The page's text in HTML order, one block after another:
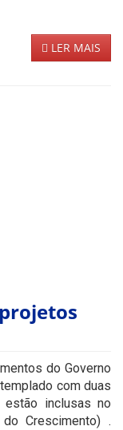
LER MAIS
do Governo
com duas
inclusas no
Crescimento) .